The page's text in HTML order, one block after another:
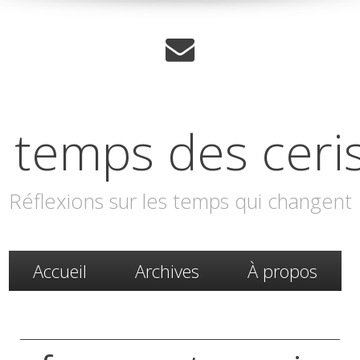
temps des
Réflexions sur les temps qui changent
Accueil Archives À propos